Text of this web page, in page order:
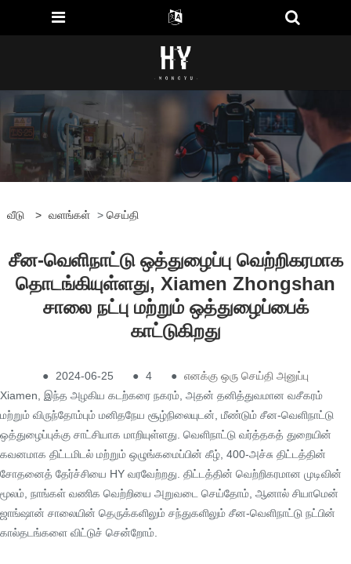
வீடு > வளங்கள் > செய்தி
சீன-வெளிநாட்டு ஒத்துழைப்பு வெற்றிகரமாக
தொடங்கியுள்ளது, Xiamen Zhongshan
சாலை நட்பு மற்றும் ஒத்துழைப்பைக்
காட்டுகிறது
● 2024-06-25 ● 4 ● எனக்கு ஒரு செய்தி அனுப்பு
Xiamen, இந்த அழகிய கடற்கரை நகரம், அதன் தனித்துவமான வசீகரம்
மற்றும் விருந்தோம்பும் மனிதநேய சூழ்நிலையுடன், மீண்டும் சீன-வெளிநாட்டு
ஒத்துழைப்புக்கு சாட்சியாக மாறியுள்ளது. வெளிநாட்டு வர்த்தகத் துறையின்
கவனமாக திட்டமிடல் மற்றும் ஒழுங்கமைப்பின் கீழ், 400-அச்சு திட்டத்தின்
சோதனைத் தேர்ச்சியை HY வரவேற்றது. திட்டத்தின் வெற்றிகரமான முடிவின்
மூலம், நாங்கள் வணிக வெற்றியை அறுவடை செய்தோம், ஆனால் சியாமென்
ஜாங்ஷான் சாலையின் தெருக்களிலும் சந்துகளிலும் சீன-வெளிநாட்டு நட்பின்
கால்தடங்களை விட்டுச் சென்றோம்.